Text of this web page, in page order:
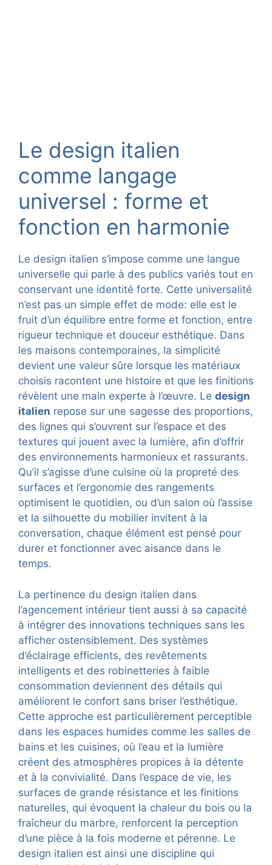
Le design italien
comme langage
universel : forme et
fonction en harmonie
Le design italien s’impose comme une langue
universelle qui parle à des publics variés tout en
conservant une identité forte. Cette universalité
n’est pas un simple effet de mode: elle est le
fruit d’un équilibre entre forme et fonction, entre
rigueur technique et douceur esthétique. Dans
les maisons contemporaines, la simplicité
devient une valeur sûre lorsque les matériaux
choisis racontent une histoire et que les finitions
révèlent une main experte à l’œuvre. Le design
italien repose sur une sagesse des proportions,
des lignes qui s’ouvrent sur l’espace et des
textures qui jouent avec la lumière, afin d’offrir
des environnements harmonieux et rassurants.
Qu’il s’agisse d’une cuisine où la propreté des
surfaces et l’ergonomie des rangements
optimisent le quotidien, ou d’un salon où l’assise
et la silhouette du mobilier invitent à la
conversation, chaque élément est pensé pour
durer et fonctionner avec aisance dans le
temps.
La pertinence du design italien dans
l’agencement intérieur tient aussi à sa capacité
à intégrer des innovations techniques sans les
afficher ostensiblement. Des systèmes
d’éclairage efficients, des revêtements
intelligents et des robinetteries à faible
consommation deviennent des détails qui
améliorent le confort sans briser l’esthétique.
Cette approche est particulièrement perceptible
dans les espaces humides comme les salles de
bains et les cuisines, où l’eau et la lumière
créent des atmosphères propices à la détente
et à la convivialité. Dans l’espace de vie, les
surfaces de grande résistance et les finitions
naturelles, qui évoquent la chaleur du bois ou la
fraîcheur du marbre, renforcent la perception
d’une pièce à la fois moderne et pérenne. Le
design italien est ainsi une discipline qui